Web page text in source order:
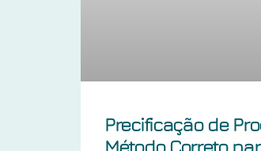
Precificação de
Método Correto